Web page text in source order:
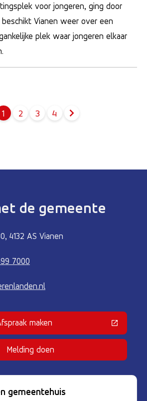
voor jongeren, ging door
Vianen weer over een
plek waar jongeren elkaar
1 2 3 4
de gemeente
4132 AS Vianen
7000
maken
(Deze link gaat naar een externe
Melding doen
gemeentehuis